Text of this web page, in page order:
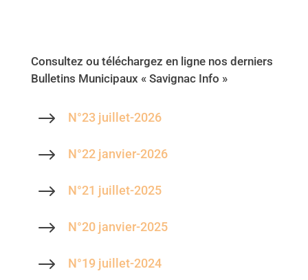
Consultez ou téléchargez en ligne nos derniers
Bulletins Municipaux « Savignac Info »
$ N°23 juillet-2026
$ N°22 janvier-2026
$ N°21 juillet-2025
$ N°20 janvier-2025
$ N°19 juillet-2024